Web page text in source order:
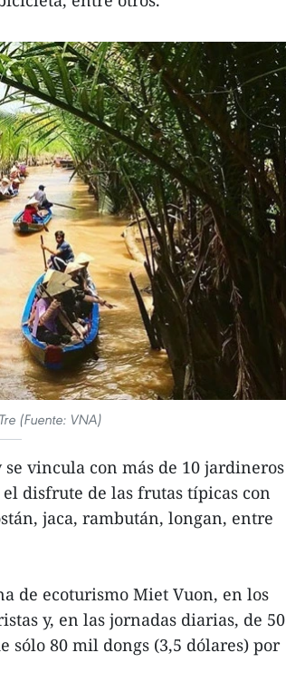
(Fuente: VNA)
vincula con más de 10 jardineros
disfrute de las frutas típicas con
jaca, rambután, longan, entre
de ecoturismo Miet Vuon, en los
y, en las jornadas diarias, de 50
sólo 80 mil dongs (3,5 dólares) por